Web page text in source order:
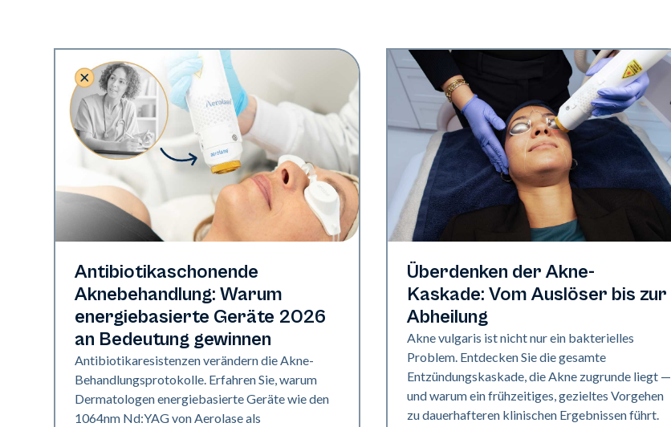
Gesundheit der Haut
Antibiotikaschonende
Aknebehandlung: Warum
energiebasierte Geräte 2026
an Bedeutung gewinnen
Antibiotikaresistenzen verändern die Akne-
Behandlungsprotokolle. Erfahren Sie, warum
Dermatologen energiebasierte Geräte wie den
1064nm Nd:YAG von Aerolase als
Gesundheit der Haut
Überdenken der Akne-
Kaskade: Vom Auslöser bis zur
Abheilung
Akne vulgaris ist nicht nur ein bakterielles
Problem. Entdecken Sie die gesamte
Entzündungskaskade, die Akne zugrunde liegt —
und warum ein frühzeitiges, gezieltes Vorgehen
zu dauerhafteren klinischen Ergebnissen führt.